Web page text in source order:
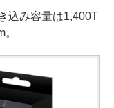
込み容量は1,400T